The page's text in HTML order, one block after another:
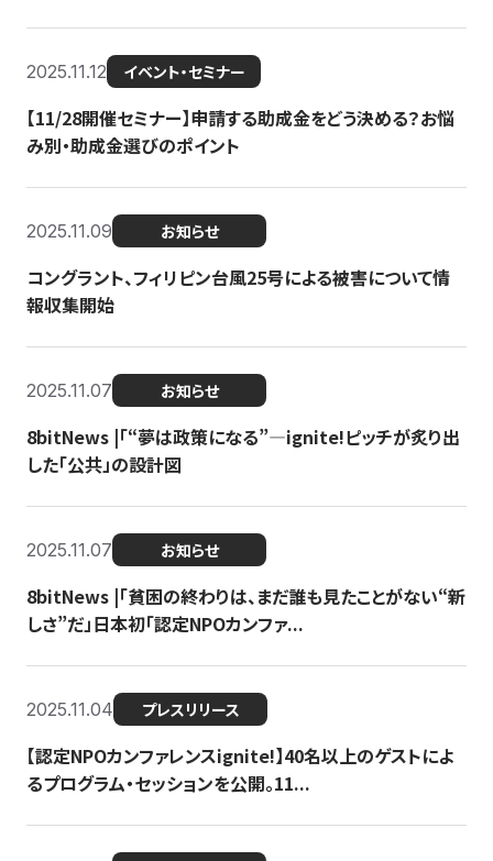
2025.11.12 イベント・セミナー
【11/28開催セミナー】申請する助成金をどう決める？お悩
み別・助成金選びのポイント
2025.11.09 お知らせ
コングラント、フィリピン台風25号による被害について情
報収集開始
2025.11.07 お知らせ
8bitNews |「“夢は政策になる”—ignite!ピッチが炙り出
した「公共」の設計図
2025.11.07 お知らせ
8bitNews |「貧困の終わりは、まだ誰も見たことがない“新
しさ”だ」日本初「認定NPOカンファ...
2025.11.04 プレスリリース
【認定NPOカンファレンスignite!】40名以上のゲストによ
るプログラム・セッションを公開。11...